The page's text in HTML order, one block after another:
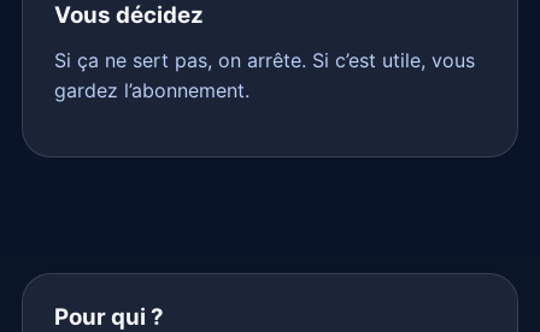
Vous décidez
Si ça ne sert pas, on arrête. Si c’est utile, vous
gardez l’abonnement.
Pour qui ?